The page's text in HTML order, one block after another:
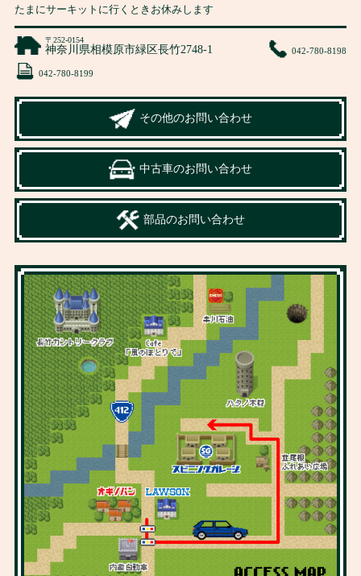
たまにサーキットに行くときお休みします
〒252-0154
神奈川県相模原市緑区長竹2748-1 042-780-8198
042-780-8199
その他のお問い合わせ
中古車のお問い合わせ
部品のお問い合わせ